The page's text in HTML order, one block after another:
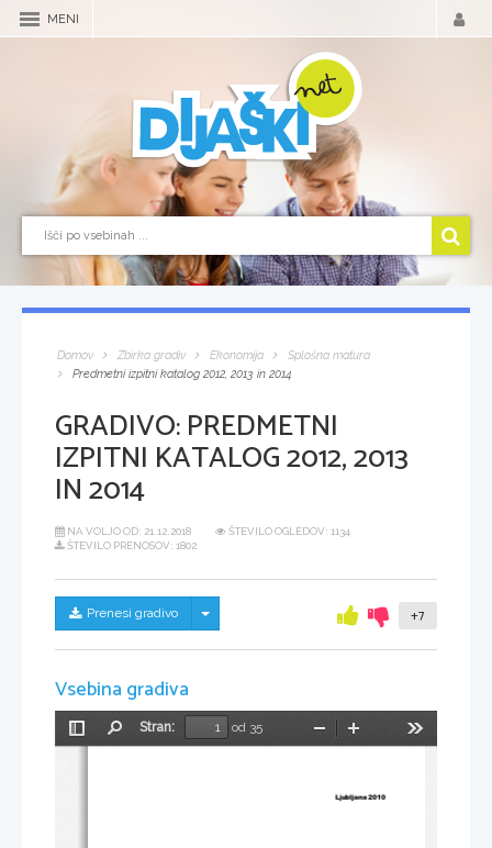
MENI
Domov Zbirka gradiv Ekonomija
Splošna matura
Predmetni izpitni katalog 2012, 2013 in 2014
GRADIVO:PREDMETNI
IZPITNI KATALOG 2012, 2013
IN 2014
NA VOLJO OD: 21.12.2018
ŠTEVILO OGLEDOV: 1134
ŠTEVILO PRENOSOV: 1802
Prenesi gradivo Skrij/prikaži meni +7
Vsebina gradiva
Preklopi
Stran:
od 35
Pomanjšaj
Ljubljana 2010